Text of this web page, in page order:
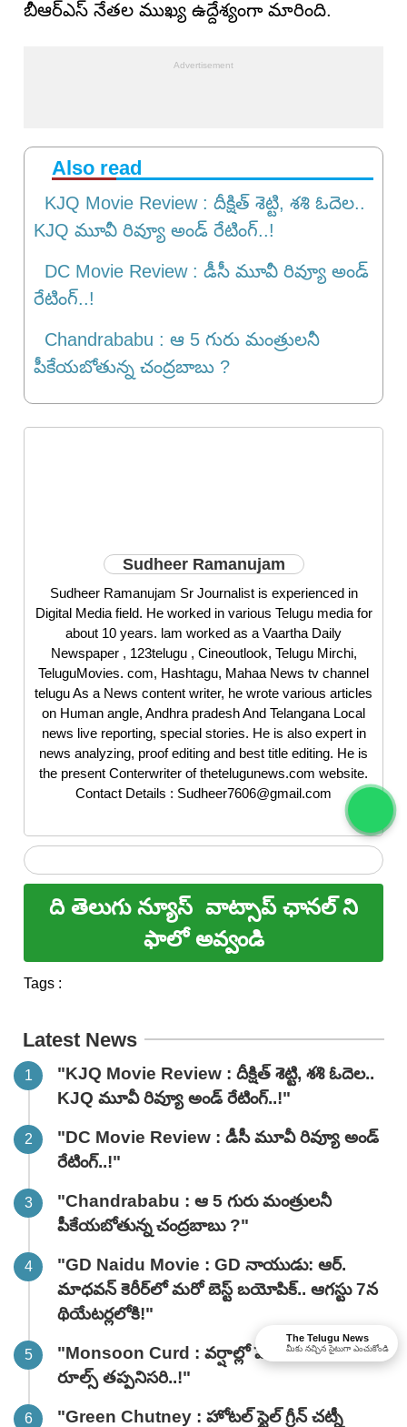
బీఆర్ఎస్ నేతల ముఖ్య ఉద్దేశ్యంగా మారింది.
Also read
KJQ Movie Review : దీక్షిత్ శెట్టి, శశి ఓదెల..
KJQ మూవీ రివ్యూ అండ్ రేటింగ్‌..!
DC Movie Review : డీసీ మూవీ రివ్యూ అండ్
రేటింగ్‌..!
Chandrababu : ఆ 5 గురు మంత్రులనీ
పీకేయబోతున్న చంద్రబాబు ?
Sudheer Ramanujam
Sudheer Ramanujam Sr Journalist is experienced in
Digital Media field. He worked in various Telugu media for
about 10 years. lam worked as a Vaartha Daily
Newspaper , 123telugu , Cineoutlook, Telugu Mirchi,
TeluguMovies. com, Hashtagu, Mahaa News tv channel
telugu As a News content writer, he wrote various articles
on Human angle, Andhra pradesh And Telangana Local
news live reporting, special stories. He is also expert in
news analyzing, proof editing and best title editing. He is
the present Conterwriter of thetelugunews.com website.
Contact Details : Sudheer7606@gmail.com
ది తెలుగు న్యూస్ వాట్సాప్ ఛానల్ ని
ఫాలో అవ్వండి
Tags :
Latest News
"KJQ Movie Review : దీక్షిత్ శెట్టి, శశి ఓదెల..
KJQ మూవీ రివ్యూ అండ్ రేటింగ్‌..!"
"DC Movie Review : డీసీ మూవీ రివ్యూ అండ్
రేటింగ్‌..!"
"Chandrababu : ఆ 5 గురు మంత్రులనీ
పీకేయబోతున్న చంద్రబాబు ?"
"GD Naidu Movie : GD నాయుడు: ఆర్.
మాధవన్‌ కెరీర్‌లో మరో బెస్ట్ బయోపిక్.. ఆగస్టు 7న
థియేటర్లలోకి!"
"Monsoon Curd : వర్షాల్లో పెరుగు తినాలంటే ఈ
రూల్స్ తప్పనిసరి..!"
"Green Chutney : హోటల్ స్టైల్ గ్రీన్ చట్నీ
The Telugu News
మీకు నచ్చిన సైటుగా ఎంచుకోండి